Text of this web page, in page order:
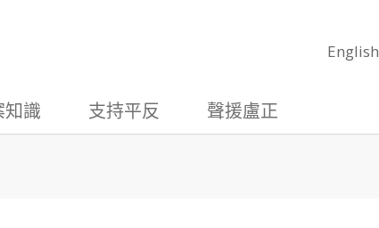
知識 支持平反 聲援盧正
English